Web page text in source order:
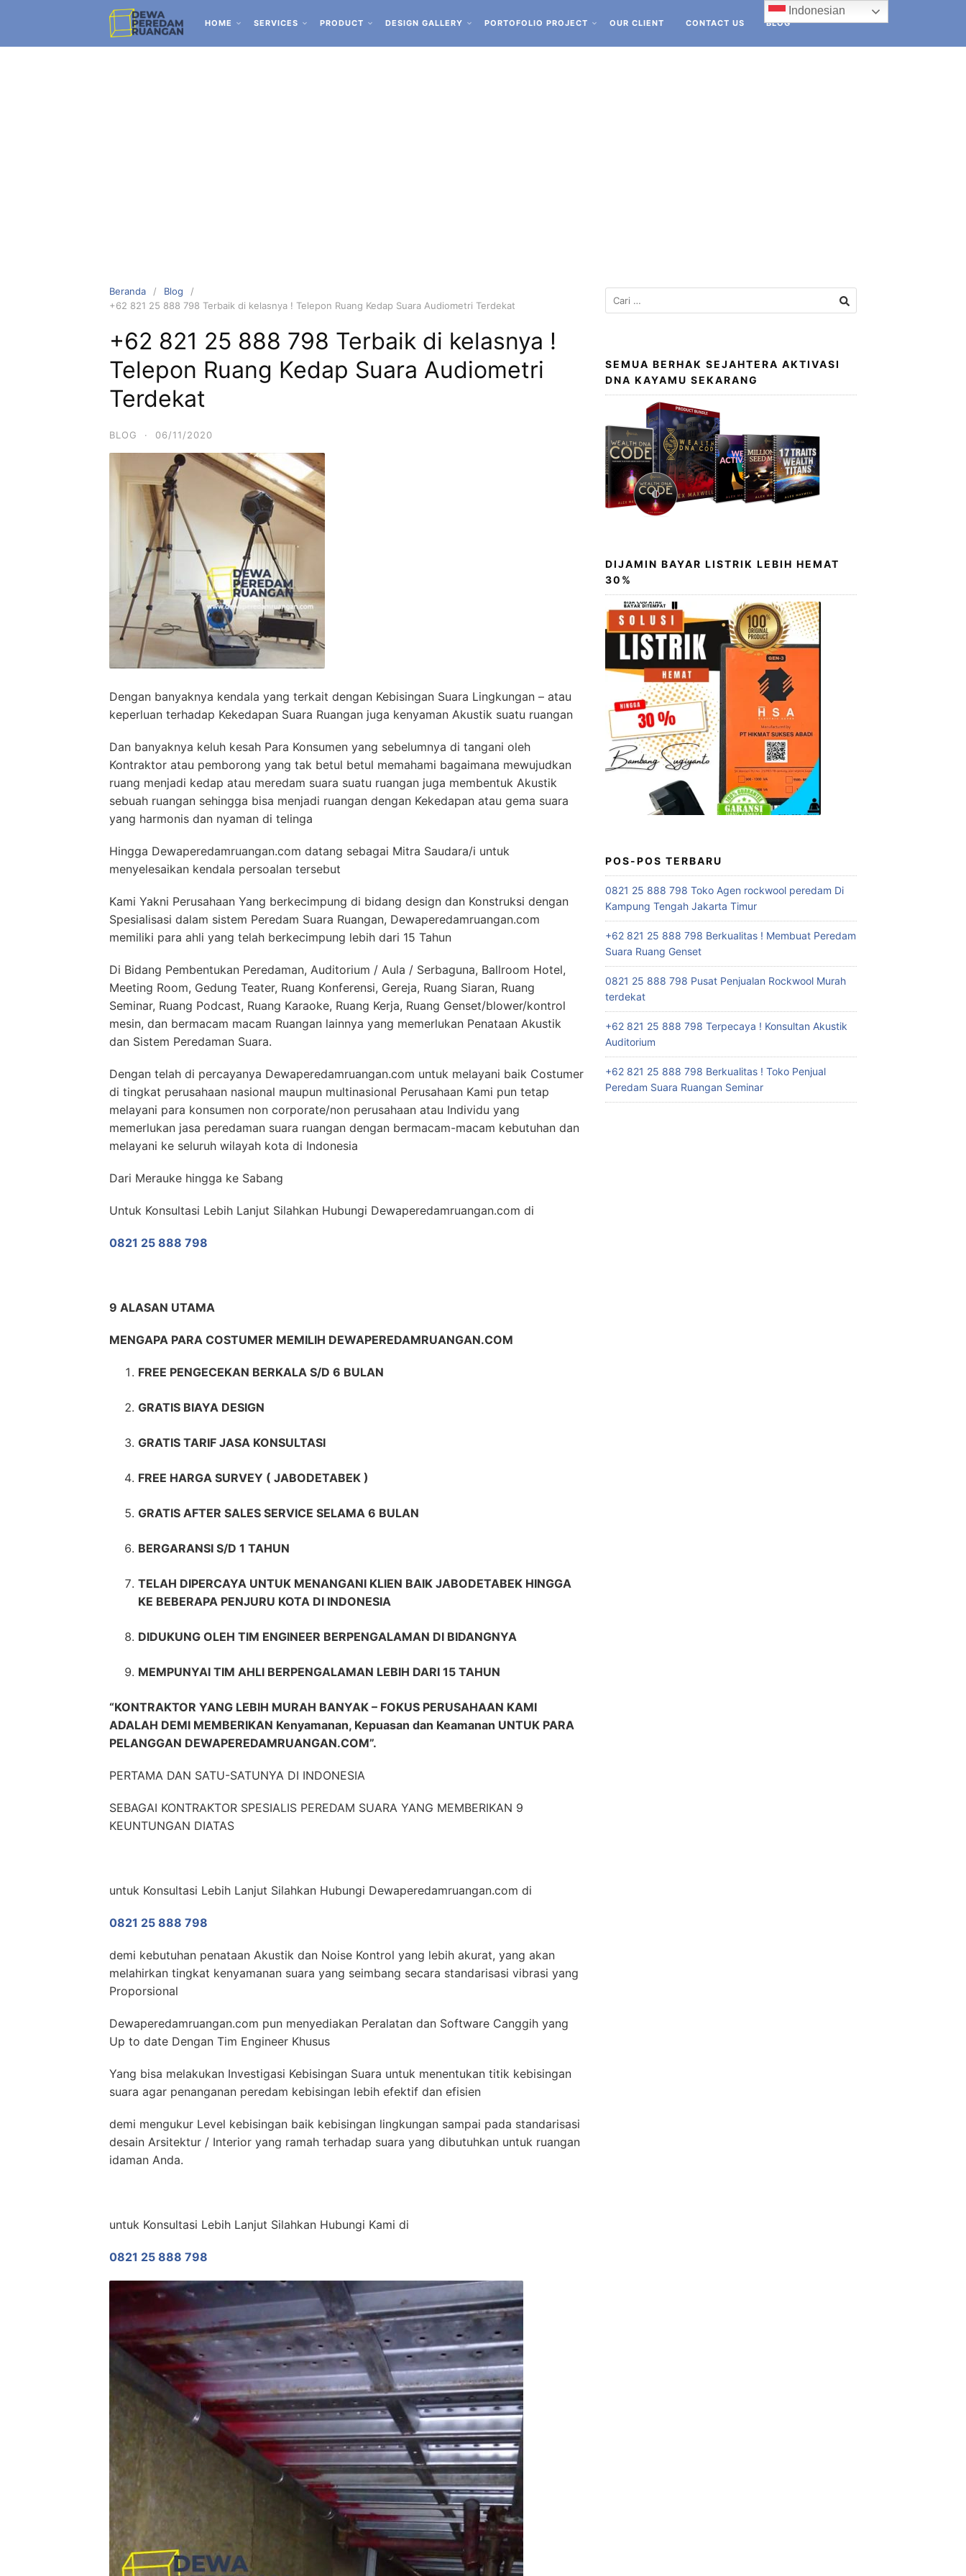
HOME SERVICES PRODUCT DESIGN GALLERY PORTOFOLIO PROJECT OUR CLIENT CONTACT US BLOG
Beranda
Blog
+62 821 25 888 798 Terbaik di kelasnya ! Telepon Ruang Kedap Suara Audiometri Terdekat
+62 821 25 888 798 Terbaik di kelasnya !
Telepon Ruang Kedap Suara Audiometri
Terdekat
BLOG · 06/11/2020
Dengan banyaknya kendala yang terkait dengan Kebisingan Suara Lingkungan – atau
keperluan terhadap Kekedapan Suara Ruangan juga kenyaman Akustik suatu ruangan
Dan banyaknya keluh kesah Para Konsumen yang sebelumnya di tangani oleh
Kontraktor atau pemborong yang tak betul betul memahami bagaimana mewujudkan
ruang menjadi kedap atau meredam suara suatu ruangan juga membentuk Akustik
sebuah ruangan sehingga bisa menjadi ruangan dengan Kekedapan atau gema suara
yang harmonis dan nyaman di telinga
Hingga Dewaperedamruangan.com datang sebagai Mitra Saudara/i untuk
menyelesaikan kendala persoalan tersebut
Kami Yakni Perusahaan Yang berkecimpung di bidang design dan Konstruksi dengan
Spesialisasi dalam sistem Peredam Suara Ruangan, Dewaperedamruangan.com
memiliki para ahli yang telah berkecimpung lebih dari 15 Tahun
Di Bidang Pembentukan Peredaman, Auditorium / Aula / Serbaguna, Ballroom Hotel,
Meeting Room, Gedung Teater, Ruang Konferensi, Gereja, Ruang Siaran, Ruang
Seminar, Ruang Podcast, Ruang Karaoke, Ruang Kerja, Ruang Genset/blower/kontrol
mesin, dan bermacam macam Ruangan lainnya yang memerlukan Penataan Akustik
dan Sistem Peredaman Suara.
Dengan telah di percayanya Dewaperedamruangan.com untuk melayani baik Costumer
di tingkat perusahaan nasional maupun multinasional Perusahaan Kami pun tetap
melayani para konsumen non corporate/non perusahaan atau Individu yang
memerlukan jasa peredaman suara ruangan dengan bermacam-macam kebutuhan dan
melayani ke seluruh wilayah kota di Indonesia
Dari Merauke hingga ke Sabang
Untuk Konsultasi Lebih Lanjut Silahkan Hubungi Dewaperedamruangan.com di
0821 25 888 798
9 ALASAN UTAMA
MENGAPA PARA COSTUMER MEMILIH DEWAPEREDAMRUANGAN.COM
FREE PENGECEKAN BERKALA S/D 6 BULAN
GRATIS BIAYA DESIGN
GRATIS TARIF JASA KONSULTASI
FREE HARGA SURVEY ( JABODETABEK )
GRATIS AFTER SALES SERVICE SELAMA 6 BULAN
BERGARANSI S/D 1 TAHUN
TELAH DIPERCAYA UNTUK MENANGANI KLIEN BAIK JABODETABEK HINGGA
KE BEBERAPA PENJURU KOTA DI INDONESIA
DIDUKUNG OLEH TIM ENGINEER BERPENGALAMAN DI BIDANGNYA
MEMPUNYAI TIM AHLI BERPENGALAMAN LEBIH DARI 15 TAHUN
“KONTRAKTOR YANG LEBIH MURAH BANYAK – FOKUS PERUSAHAAN KAMI
ADALAH DEMI MEMBERIKAN Kenyamanan, Kepuasan dan Keamanan UNTUK PARA
PELANGGAN DEWAPEREDAMRUANGAN.COM”.
PERTAMA DAN SATU-SATUNYA DI INDONESIA
SEBAGAI KONTRAKTOR SPESIALIS PEREDAM SUARA YANG MEMBERIKAN 9
KEUNTUNGAN DIATAS
untuk Konsultasi Lebih Lanjut Silahkan Hubungi Dewaperedamruangan.com di
0821 25 888 798
demi kebutuhan penataan Akustik dan Noise Kontrol yang lebih akurat, yang akan
melahirkan tingkat kenyamanan suara yang seimbang secara standarisasi vibrasi yang
Proporsional
Dewaperedamruangan.com pun menyediakan Peralatan dan Software Canggih yang
Up to date Dengan Tim Engineer Khusus
Yang bisa melakukan Investigasi Kebisingan Suara untuk menentukan titik kebisingan
suara agar penanganan peredam kebisingan lebih efektif dan efisien
demi mengukur Level kebisingan baik kebisingan lingkungan sampai pada standarisasi
desain Arsitektur / Interior yang ramah terhadap suara yang dibutuhkan untuk ruangan
idaman Anda.
untuk Konsultasi Lebih Lanjut Silahkan Hubungi Kami di
0821 25 888 798
SEMUA BERHAK SEJAHTERA AKTIVASI
DNA KAYAMU SEKARANG
DIJAMIN BAYAR LISTRIK LEBIH HEMAT
30%
POS-POS TERBARU
0821 25 888 798 Toko Agen rockwool peredam Di
Kampung Tengah Jakarta Timur
+62 821 25 888 798 Berkualitas ! Membuat Peredam
Suara Ruang Genset
0821 25 888 798 Pusat Penjualan Rockwool Murah
terdekat
+62 821 25 888 798 Terpecaya ! Konsultan Akustik
Auditorium
+62 821 25 888 798 Berkualitas ! Toko Penjual
Peredam Suara Ruangan Seminar
Indonesian